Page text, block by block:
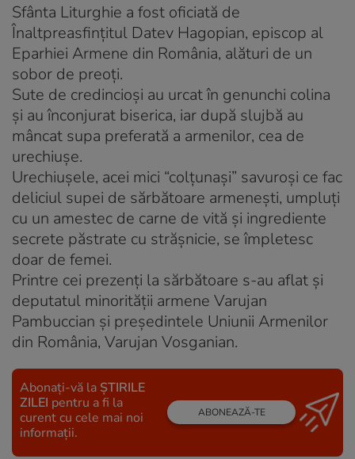
Sfânta Liturghie a fost oficiată de
Înaltpreasfinţitul Datev Hagopian, episcop al
Eparhiei Armene din România, alături de un
sobor de preoţi.
Sute de credincioşi au urcat în genunchi colina
şi au înconjurat biserica, iar după slujbă au
mâncat supa preferată a armenilor, cea de
urechiuşe.
Urechiuşele, acei mici “colţunaşi” savuroşi ce fac
deliciul supei de sărbătoare armeneşti, umpluţi
cu un amestec de carne de vită şi ingrediente
secrete păstrate cu străşnicie, se împletesc
doar de femei.
Printre cei prezenţi la sărbătoare s-au aflat şi
deputatul minorităţii armene Varujan
Pambuccian şi preşedintele Uniunii Armenilor
din România, Varujan Vosganian.
Abonați-vă la ȘTIRILE
ZILEI pentru a fi la
curent cu cele mai noi
informații.
ABONEAZĂ-TE